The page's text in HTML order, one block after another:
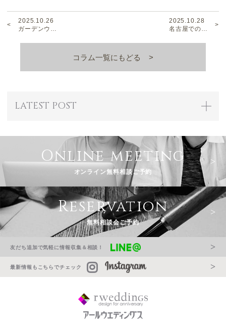
2025.10.26
ガーデンウ…
2025.10.28
名古屋での…
コラム一覧にもどる
LATEST POST
Online meeting
オンライン無料相談ご予約
Reservation
無料相談会ご予約
友だち追加で気軽に情報収集＆相談！
最新情報もこちらでチェック